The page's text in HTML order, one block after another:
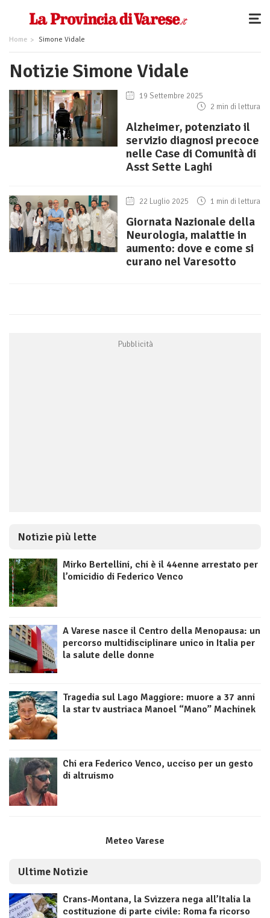
Home Simone Vidale
Notizie Simone Vidale
19 Settembre 2025
2 min di lettura
Alzheimer, potenziato il
servizio diagnosi precoce
nelle Case di Comunità di
Asst Sette Laghi
22 Luglio 2025 1 min di lettura
Giornata Nazionale della
Neurologia, malattie in
aumento: dove e come si
curano nel Varesotto
Notizie più lette
Mirko Bertellini, chi è il 44enne arrestato per
l’omicidio di Federico Venco
A Varese nasce il Centro della Menopausa: un
percorso multidisciplinare unico in Italia per
la salute delle donne
Tragedia sul Lago Maggiore: muore a 37 anni
la star tv austriaca Manoel “Mano” Machinek
Chi era Federico Venco, ucciso per un gesto
di altruismo
Meteo Varese
Ultime Notizie
Crans-Montana, la Svizzera nega all’Italia la
costituzione di parte civile: Roma fa ricorso